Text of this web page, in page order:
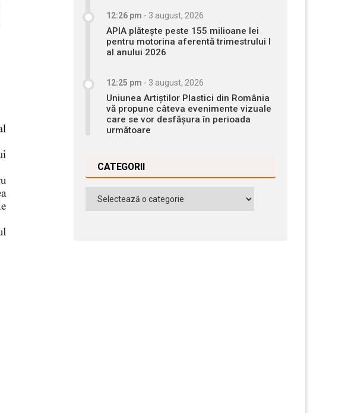
12:26 pm - 3 august, 2026
APIA plătește peste 155 milioane lei
pentru motorina aferentă trimestrului I
al anului 2026
12:25 pm - 3 august, 2026
Uniunea Artiștilor Plastici din România
vă propune câteva evenimente vizuale
care se vor desfășura în perioada
următoare
CATEGORII
Categorii